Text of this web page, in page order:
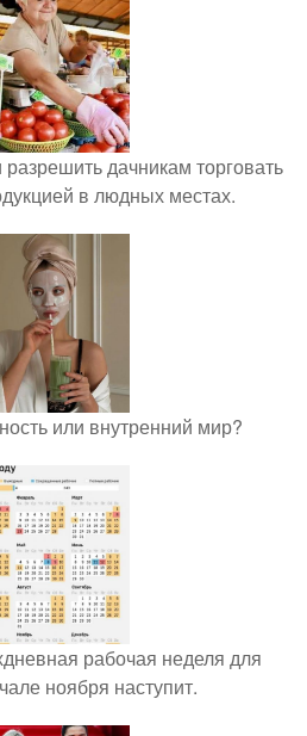
дачникам торговать
в людных местах.
или внутренний мир?
рабочая неделя для
ноября наступит.